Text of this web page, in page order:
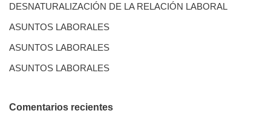
DESNATURALIZACIÓN DE LA RELACIÓN LABORAL
ASUNTOS LABORALES
ASUNTOS LABORALES
ASUNTOS LABORALES
Comentarios recientes